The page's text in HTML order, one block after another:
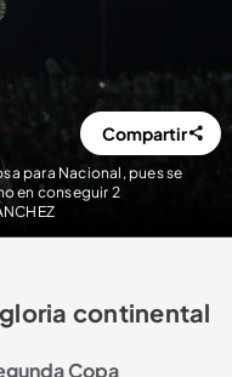
para Nacional, pues se
en conseguir 2
Compartir
gloria continental
Copa